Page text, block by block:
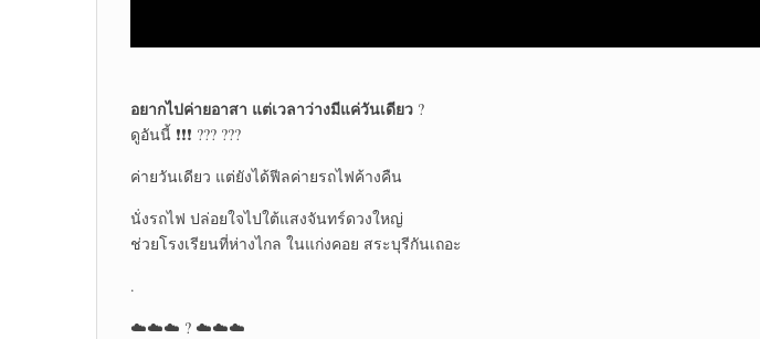
อยากไปค่ายอาสา แต่เวลาว่างมีแค่วันเดียว ?
ดูอันนี้ ❗❗❗ ??? ???
ค่ายวันเดียว แต่ยังได้ฟีลค่ายรถไฟค้างคืน
นั่งรถไฟ ปล่อยใจไปใต้แสงจันทร์ดวงใหญ่
ช่วยโรงเรียนที่ห่างไกล ในแก่งคอย สระบุรีกันเถอะ
.
☁️☁️☁️ ? ☁️☁️☁️